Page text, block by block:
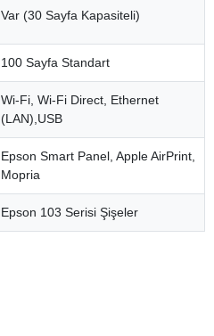
Var (30 Sayfa Kapasiteli)
100 Sayfa Standart
Wi-Fi, Wi-Fi Direct, Ethernet
(LAN),USB
Epson Smart Panel, Apple AirPrint,
Mopria
Epson 103 Serisi Şişeler